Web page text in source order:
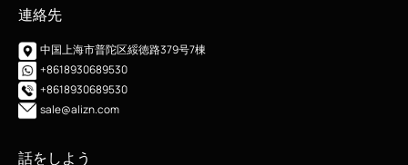
連絡先
中国上海市普陀区綏徳路379号7棟
+8618930689530
+8618930689530
sale@alizn.com
話をしよう